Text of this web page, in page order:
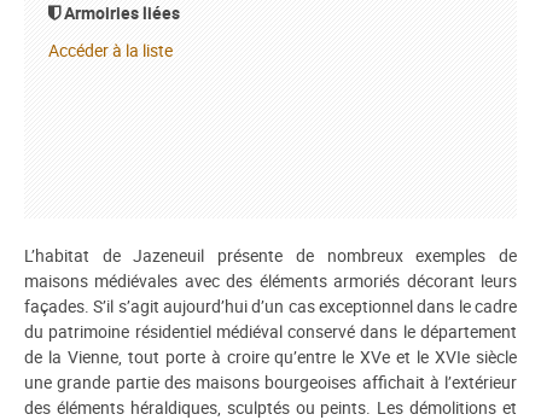
Armoiries liées
Accéder à la liste
L’habitat de Jazeneuil présente de nombreux exemples de
maisons médiévales avec des éléments armoriés décorant leurs
façades. S’il s’agit aujourd’hui d’un cas exceptionnel dans le cadre
du patrimoine résidentiel médiéval conservé dans le département
de la Vienne, tout porte à croire qu’entre le XVe et le XVIe siècle
une grande partie des maisons bourgeoises affichait à l’extérieur
des éléments héraldiques, sculptés ou peints. Les démolitions et